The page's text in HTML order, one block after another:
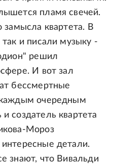
пламя свечей.
замысла квартета. В
и писали музыку -
решил
И вот зал
бессмертные
очередным
создатель квартета
Мороз
интересные детали.
знают, что Вивальди